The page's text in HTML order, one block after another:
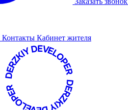
Контакты Кабинет жителя